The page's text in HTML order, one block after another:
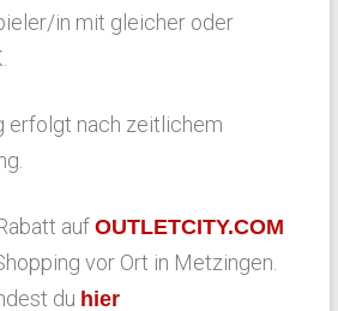
in mit gleicher oder
erfolgt nach zeitlichem
aufOUTLETCITY.COM
vor Ort in Metzingen.
du hier